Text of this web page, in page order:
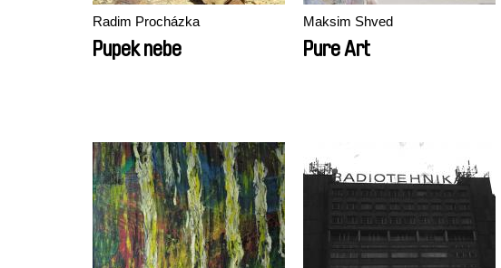
Radim Procházka
Pupek nebe
Maksim Shved
Pure Art